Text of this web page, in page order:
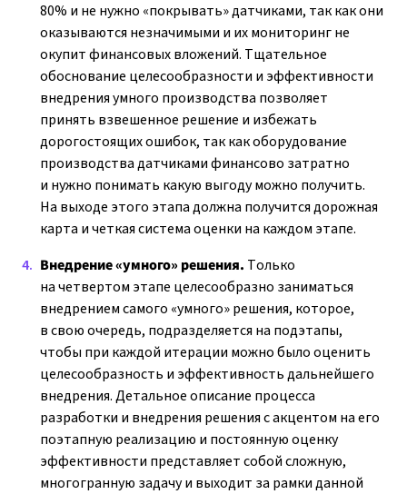
80% и не нужно «покрывать» датчиками, так как они
оказываются незначимыми и их мониторинг не
окупит финансовых вложений. Тщательное
обоснование целесообразности и эффективности
внедрения умного производства позволяет
принять взвешенное решение и избежать
дорогостоящих ошибок, так как оборудование
производства датчиками финансово затратно
и нужно понимать какую выгоду можно получить.
На выходе этого этапа должна получится дорожная
карта и четкая система оценки на каждом этапе.
Внедрение «умного» решения. Только
на четвертом этапе целесообразно заниматься
внедрением самого «умного» решения, которое,
в свою очередь, подразделяется на подэтапы,
чтобы при каждой итерации можно было оценить
целесообразность и эффективность дальнейшего
внедрения. Детальное описание процесса
разработки и внедрения решения с акцентом на его
поэтапную реализацию и постоянную оценку
эффективности представляет собой сложную,
многогранную задачу и выходит за рамки данной